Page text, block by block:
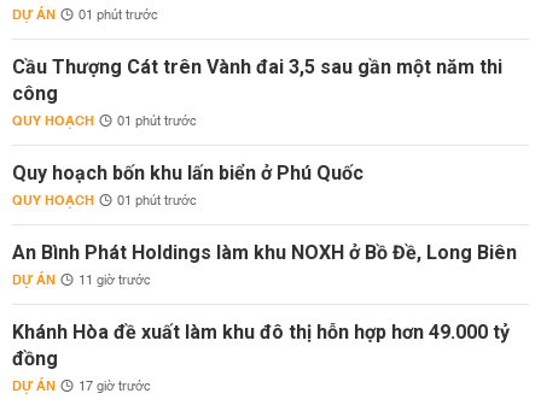
DỰ ÁN 01 phút trước
Cầu Thượng Cát trên Vành đai 3,5 sau gần một năm thi
công
QUY HOẠCH 01 phút trước
Quy hoạch bốn khu lấn biển ở Phú Quốc
QUY HOẠCH 01 phút trước
An Bình Phát Holdings làm khu NOXH ở Bồ Đề, Long Biên
DỰ ÁN 11 giờ trước
Khánh Hòa đề xuất làm khu đô thị hỗn hợp hơn 49.000 tỷ
đồng
DỰ ÁN 17 giờ trước